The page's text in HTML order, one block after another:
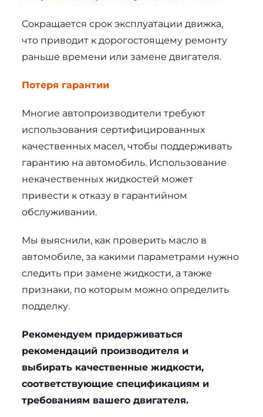
Сокращается срок эксплуатации движка,
что приводит к дорогостоящему ремонту
раньше времени или замене двигателя.
Потеря гарантии
Многие автопроизводители требуют
использования сертифицированных
качественных масел, чтобы поддерживать
гарантию на автомобиль. Использование
некачественных жидкостей может
привести к отказу в гарантийном
обслуживании.
Мы выяснили, как проверить масло в
автомобиле, за какими параметрами нужно
следить при замене жидкости, а также
признаки, по которым можно определить
подделку.
Рекомендуем придерживаться
рекомендаций производителя и
выбирать качественные жидкости,
соответствующие спецификациям и
требованиям вашего двигателя.